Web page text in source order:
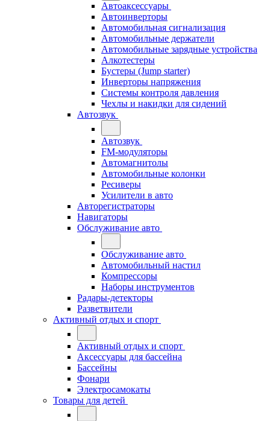
Автоаксессуары
Автоинверторы
Автомобильная сигнализация
Автомобильные держатели
Автомобильные зарядные устройства
Алкотестеры
Бустеры (Jump starter)
Инверторы напряжения
Системы контроля давления
Чехлы и накидки для сидений
Автозвук
Автозвук
FM-модуляторы
Автомагнитолы
Автомобильные колонки
Ресиверы
Усилители в авто
Авторегистраторы
Навигаторы
Обслуживание авто
Обслуживание авто
Автомобильный настил
Компрессоры
Наборы инструментов
Радары-детекторы
Разветвители
Активный отдых и спорт
Активный отдых и спорт
Аксессуары для бассейна
Бассейны
Фонари
Электросамокаты
Товары для детей